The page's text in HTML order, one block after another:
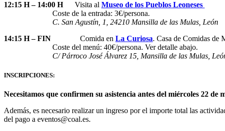
12:15 H – 14:00 H Visita al Museo de los Pueblos Leoneses
Coste de la entrada: 3€/persona.
C. San Agustín, 1, 24210 Mansilla de las Mulas, León
14:15 H – FIN Comida en La Curiosa. Casa de Comidas de
Coste del menú: 40€/persona. Ver detalle abajo.
C/ Párroco José Álvarez 15, Mansilla de las Mulas,
INSCRIPCIONES:
Necesitamos que confirmen su asistencia antes del miércoles 22 de
Además, es necesario realizar un ingreso por el importe total las
del pago a eventos@coal.es.